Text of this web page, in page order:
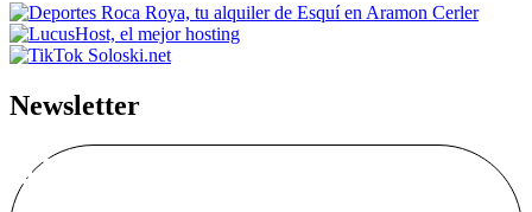
Newsletter
Alta Boletín